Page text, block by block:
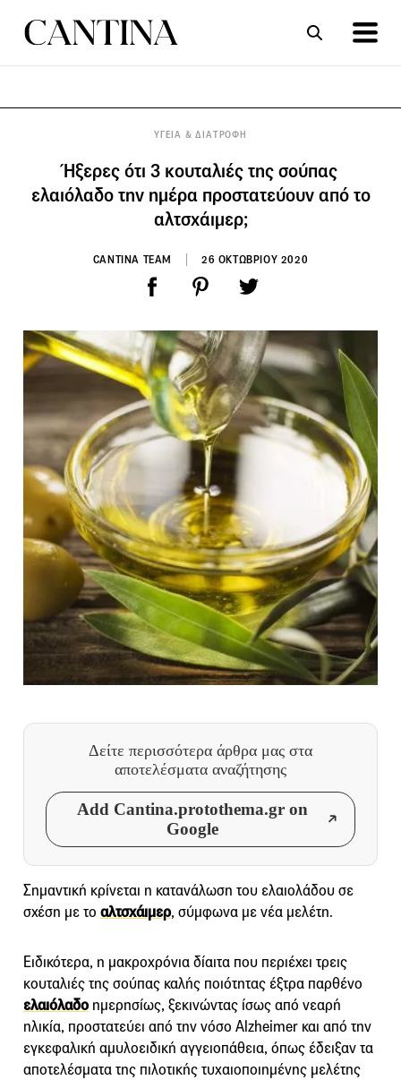
ΥΓΕΙΑ & ΔΙΑΤΡΟΦΗ
Ήξερες ότι 3 κουταλιές της σούπας
ελαιόλαδο την ημέρα προστατεύουν από το
αλτσχάιμερ;
CANTINA TEAM 26 ΟΚΤΩΒΡΙΟΥ 2020
Δείτε περισσότερα άρθρα μας στα
αποτελέσματα αναζήτησης
Add Cantina.protothema.gr on
Google
Σημαντική κρίνεται η κατανάλωση του ελαιολάδου σε
σχέση με το αλτσχάιμερ, σύμφωνα με νέα μελέτη.
Ειδικότερα, η μακροχρόνια δίαιτα που περιέχει τρεις
κουταλιές της σούπας καλής ποιότητας έξτρα παρθένο
ελαιόλαδο ημερησίως, ξεκινώντας ίσως από νεαρή
ηλικία, προστατεύει από την νόσο Alzheimer και από την
εγκεφαλική αμυλοειδική αγγειοπάθεια, όπως έδειξαν τα
αποτελέσματα της πιλοτικής τυχαιοποιημένης μελέτης